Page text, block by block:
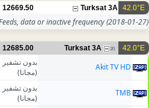
42.0°E
Turksat 3A
12669.50
data or inactive frequency(2018-01-27)
42.0°E
Turksat 3A 20
12685.00
Akit TV HD
بدون تشفير
(مجانا)
TMB
بدون تشفير
(مجانا)